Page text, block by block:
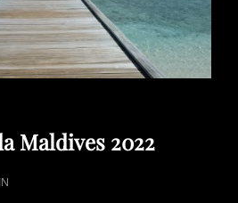
Maldives 2022